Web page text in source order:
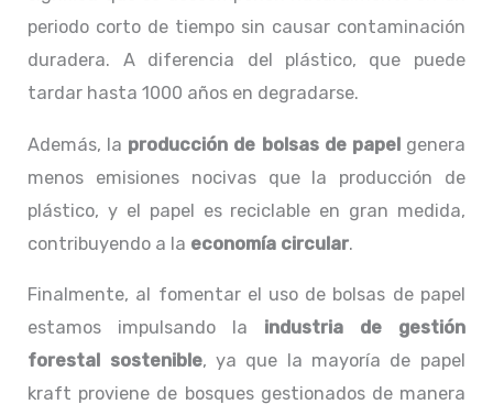
periodo corto de tiempo sin causar contaminación
duradera. A diferencia del plástico, que puede
tardar hasta 1000 años en degradarse.
Además, la producción de bolsas de papelgenera
menos emisiones nocivas que la producción de
plástico, y el papel es reciclable en gran medida,
contribuyendo a la economía circular.
Finalmente, al fomentar el uso de bolsas de papel
estamos impulsando la industria de gestión
forestal sostenible, ya que la mayoría de papel
kraft proviene de bosques gestionados de manera